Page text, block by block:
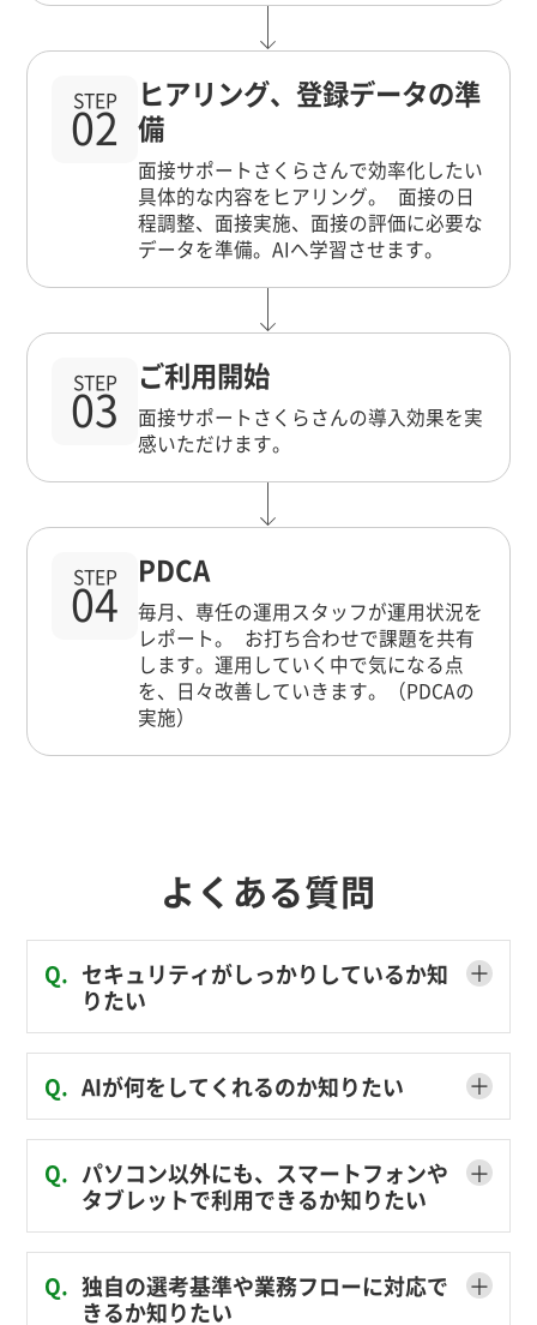
STEP
02
ヒアリング、登録データの準
備
面接サポートさくらさんで効率化したい
具体的な内容をヒアリング。 面接の日
程調整、面接実施、面接の評価に必要な
データを準備。AIへ学習させます。
STEP
03
ご利用開始
面接サポートさくらさんの導入効果を実
感いただけます。
STEP
04
PDCA
毎月、専任の運用スタッフが運用状況を
レポート。 お打ち合わせで課題を共有
します。運用していく中で気になる点
を、日々改善していきます。（PDCAの
実施）
よくある質問
Q. セキュリティがしっかりしているか知
りたい
＋
Q. AIが何をしてくれるのか知りたい ＋
Q. パソコン以外にも、スマートフォンや
タブレットで利用できるか知りたい
＋
Q. 独自の選考基準や業務フローに対応で
きるか知りたい
＋